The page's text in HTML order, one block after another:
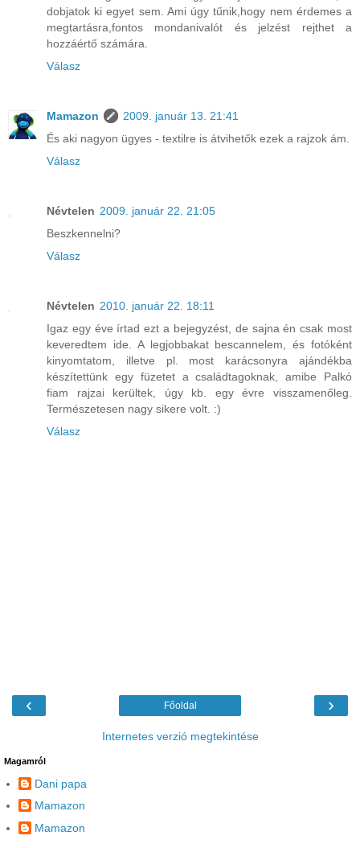
dobjatok ki egyet sem. Ami úgy tűnik,hogy nem érdemes a
megtartásra,fontos mondanivalót és jelzést rejthet a
hozzáértő számára.
Válasz
Mamazon
2009. január 13. 21:41
És aki nagyon ügyes - textilre is átvihetők ezek a rajzok ám.
Válasz
Névtelen 2009. január 22. 21:05
Beszkennelni?
Válasz
Névtelen 2010. január 22. 18:11
Igaz egy éve írtad ezt a bejegyzést, de sajna én csak most
keveredtem ide. A legjobbakat bescannelem, és fotóként
kinyomtatom, illetve pl. most karácsonyra ajándékba
készítettünk egy füzetet a családtagoknak, amibe Palkó
fiam rajzai kerültek, úgy kb. egy évre visszamenőleg.
Természetesen nagy sikere volt. :)
Válasz
‹ ›
Főoldal
Internetes verzió megtekintése
Magamról
Dani papa
Mamazon
Mamazon